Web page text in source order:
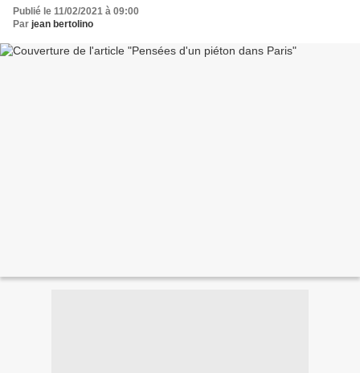
Publié le 11/02/2021 à 09:00
Par jean bertolino